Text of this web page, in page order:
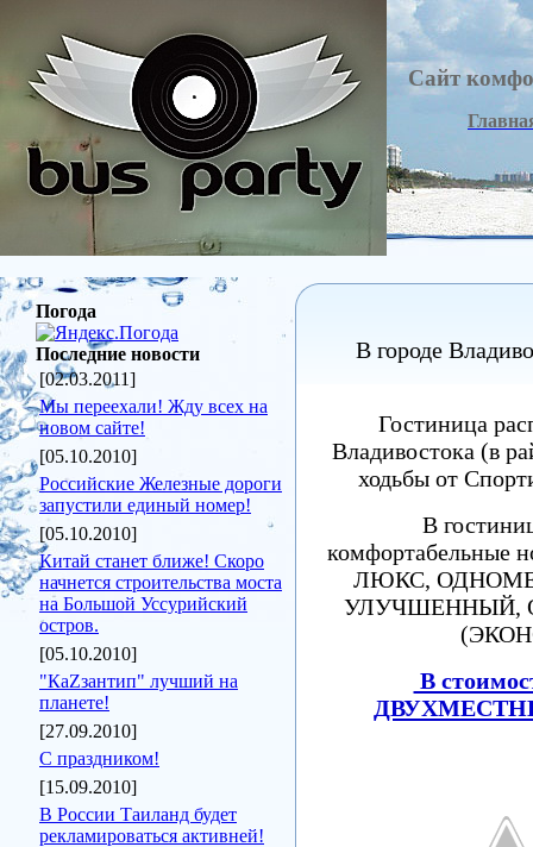
Сайт
Погода
Последние новости
[02.03.2011]
Мы переехали! Жду всех на
новом сайте!
[05.10.2010]
Российские Железные дороги
запустили единый номер!
[05.10.2010]
Китай станет ближе! Скоро
начнется строительства моста
на Большой Уссурийский
остров.
[05.10.2010]
"КаZзантип" лучший на
планете!
[27.09.2010]
C праздником!
[15.09.2010]
В России Таиланд будет
рекламироваться активней!
В городе
Гостиница
Владивостока (в
ходьбы от
В
комфортабельные
ЛЮКС,
УЛУЧШЕННЫЙ,
В